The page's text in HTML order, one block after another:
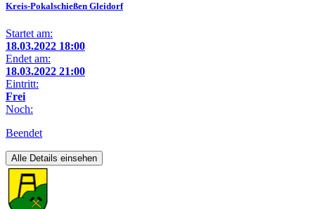
Kreis-Pokalschießen Gleidorf
Startet am:
18.03.2022 18:00
Endet am:
18.03.2022 21:00
Eintritt:
Frei
Noch:
Beendet
Alle Details einsehen